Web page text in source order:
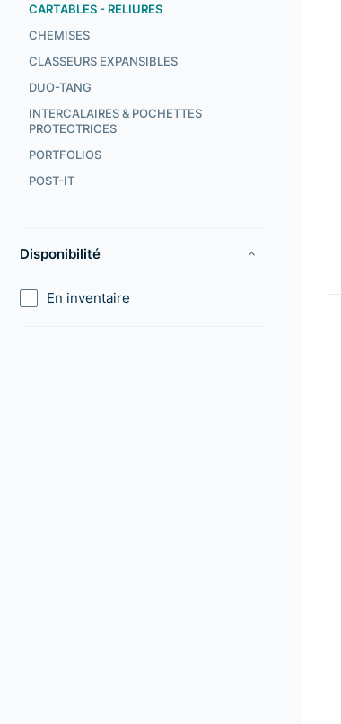
CARTABLES - RELIURES
CHEMISES
CLASSEURS EXPANSIBLES
DUO-TANG
INTERCALAIRES & POCHETTES
PROTECTRICES
PORTFOLIOS
POST-IT
Disponibilité
En inventaire